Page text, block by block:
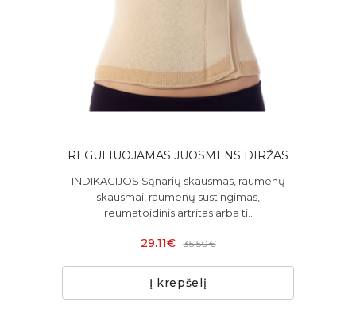
REGULIUOJAMAS JUOSMENS DIRŽAS
INDIKACIJOS Sąnarių skausmas, raumenų
skausmai, raumenų sustingimas,
reumatoidinis artritas arba ti..
29.11€ 35.50€
Į krepšelį